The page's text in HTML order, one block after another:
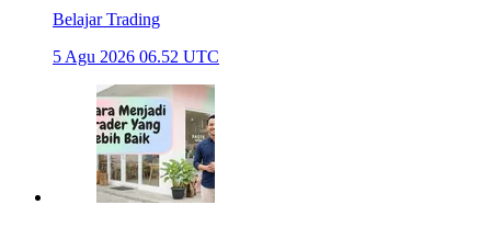
Belajar Trading
5 Agu 2026 06.52 UTC